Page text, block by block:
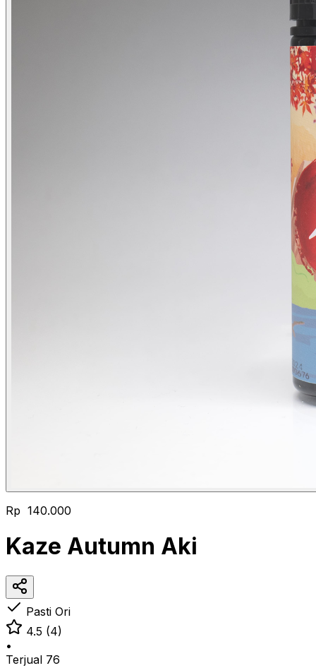
Rp 140.000
Kaze Autumn Aki
Pasti Ori
4.5 (4)
•
Terjual 76